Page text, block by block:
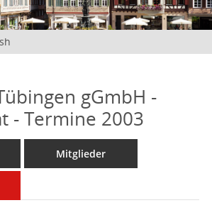
gGmbH -
- Termine 2003
Mitglieder